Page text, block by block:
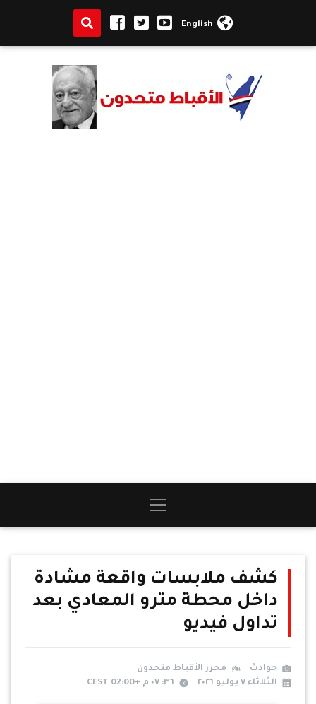
English
كشف ملابسات واقعة مشادة
داخل محطة مترو المعادي بعد
تداول فيديو
حوادث
محرر الأقباط متحدون
الثلاثاء ٧ يوليو ٢٠٢٦
٣٦: ٠٧ م +02:00 CEST